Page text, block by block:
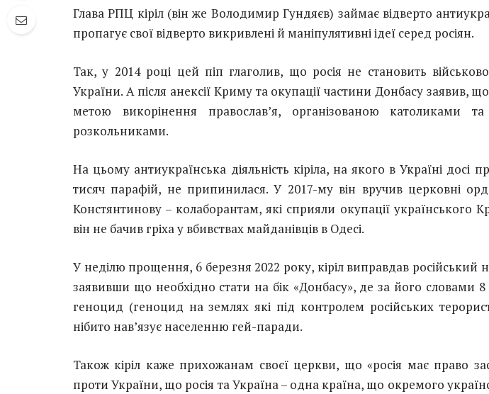
Глава РПЦ кіріл (він же Володимир Гундяєв) займає відверто
пропагує свої відверто викривлені й маніпулятивні ідеї серед росіян.
Так, у 2014 році цей піп глаголив, що росія не становить
України. А після анексії Криму та окупації частини Донбасу заявив,
метою викорінення православ’я, організованою католиками
розкольниками.
На цьому антиукраїнська діяльність кіріла, на якого в Україні досі
тисяч парафій, не припинилася. У 2017-му він вручив церковні
Констянтинову – колаборантам, які сприяли окупації українського
він не бачив гріха у вбивствах майданівців в Одесі.
У неділю прощення, 6 березня 2022 року, кіріл виправдав російський
заявивши що необхідно стати на бік «Донбасу», де за його словами 8
геноцид (геноцид на землях які під контролем російських
нібито нав’язує населенню гей-паради.
Також кіріл каже прихожанам своєї церкви, що «росія має право
проти України, що росія та Україна – одна країна, що окремого